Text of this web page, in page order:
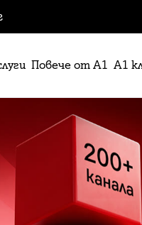
Повече от А1 А1